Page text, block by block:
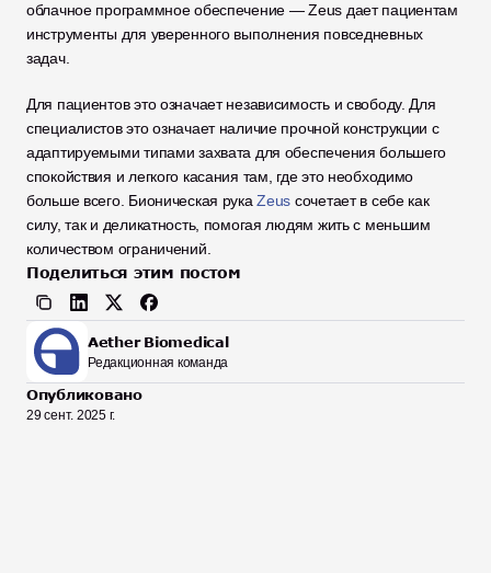
облачное программное обеспечение — Zeus дает пациентам
инструменты для уверенного выполнения повседневных
задач.
Для пациентов это означает независимость и свободу. Для
специалистов это означает наличие прочной конструкции с
адаптируемыми типами захвата для обеспечения большего
спокойствия и легкого касания там, где это необходимо
больше всего. Бионическая рука Zeus сочетает в себе как
силу, так и деликатность, помогая людям жить с меньшим
количеством ограничений.
Поделиться этим постом
Aether Biomedical
Редакционная команда
Опубликовано
29 сент. 2025 г.